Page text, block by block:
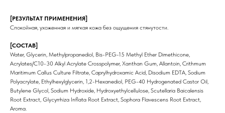
[РЕЗУЛЬТАТ ПРИМЕНЕНИЯ]
Спокойная, ухоженная и мягкая кожа без ощущения стянутости.
[СОСТАВ]
Water, Glycerin, Methylpropanediol, Bis-PEG-15 Methyl Ether Dimethicone,
Acrylates/C10-30 Alkyl Acrylate Crosspolymer, Xanthan Gum, Allantoin, Crithmum
Maritimum Callus Culture Filtrate, Caprylhydroxamic Acid, Disodium EDTA, Sodium
Polyacrylate, Ethylhexylglycerin, 1,2-Hexanediol, PEG-40 Hydrogenated Castor Oil,
Butylene Glycol, Sodium Hydroxide, Hydroxyethylcellulose, Scutellaria Baicalensis
Root Extract, Glycyrrhiza Inflata Root Extract, Sophora Flavescens Root Extract,
Aroma.
ИНФОРМАЦИЯ КАТАЛОГ
О нас Средства для очищения
Доставка и оплата